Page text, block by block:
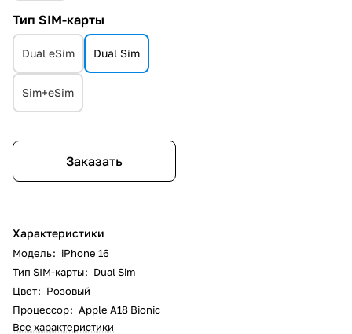
Тип SIM-карты
Dual eSim Dual Sim
Sim+eSim
Заказать
Характеристики
Модель: iPhone 16
Тип SIM-карты: Dual Sim
Цвет: Розовый
Процессор: Apple A18 Bionic
Все характеристики